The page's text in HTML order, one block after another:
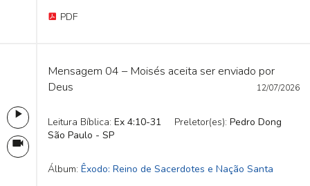
PDF
Mensagem 04 – Moisés aceita ser enviado por
Deus
12/07/2026
Leitura Bíblica: Ex 4:10-31 Preletor(es): Pedro Dong
São Paulo - SP
Álbum: Êxodo: Reino de Sacerdotes e Nação Santa